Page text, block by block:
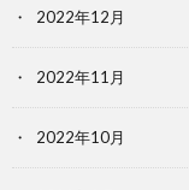
2022年12月
2022年11月
2022年10月